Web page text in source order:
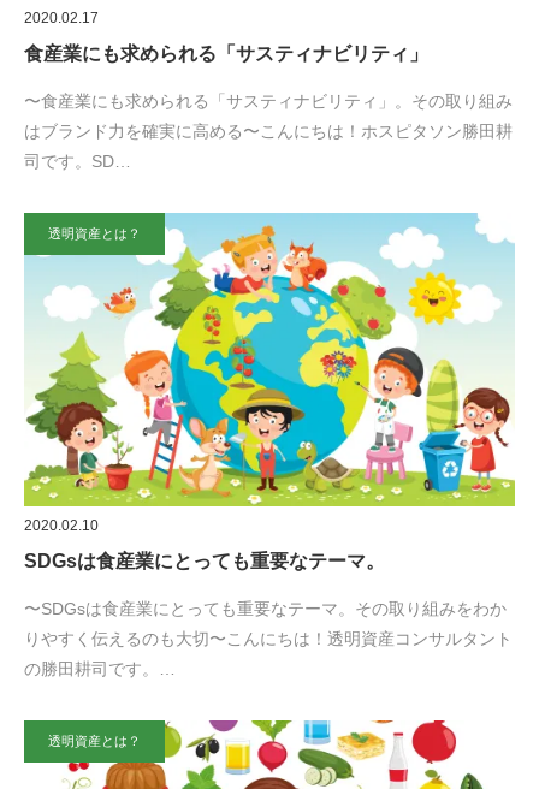
2020.02.17
食産業にも求められる「サスティナビリティ」
〜食産業にも求められる「サスティナビリティ」。その取り組み
はブランド力を確実に高める〜こんにちは！ホスピタソン勝田耕
司です。SD…
透明資産とは？
2020.02.10
SDGsは食産業にとっても重要なテーマ。
〜SDGsは食産業にとっても重要なテーマ。その取り組みをわか
りやすく伝えるのも大切〜こんにちは！透明資産コンサルタント
の勝田耕司です。…
透明資産とは？